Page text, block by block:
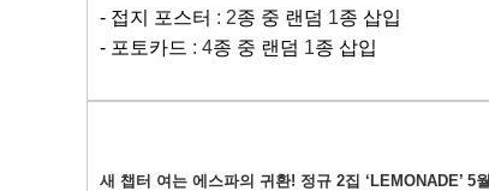
- 접지 포스터 : 2종 중 랜덤 1종 삽입
- 포토카드 : 4종 중 랜덤 1종 삽입
새 챕터 여는 에스파의 귀환! 정규 2집 ‘LEMONADE’ 5월